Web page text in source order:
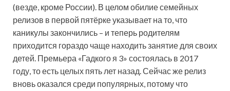
(везде, кроме России). В целом обилие семейных
релизов в первой пятёрке указывает на то, что
каникулы закончились – и теперь родителям
приходится гораздо чаще находить занятие для своих
детей. Премьера «Гадкого я 3» состоялась в 2017
году, то есть целых пять лет назад. Сейчас же релиз
вновь оказался среди популярных, потому что